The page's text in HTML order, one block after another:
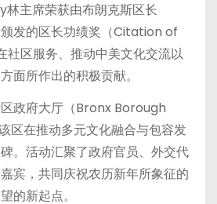
主席荣获由布朗克斯区长
发的区长功绩奖（Citation of
区服务、推动中美文化交流以
面所作出的积极贡献。
政府大厅（Bronx Borough
区在推动多元文化融合与包容发
。活动汇聚了政府官员、外交代
宾，共同庆祝农历新年所象征的
的新起点。